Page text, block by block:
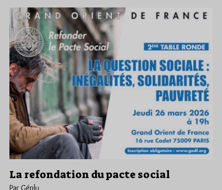
La refondation du pacte social
Par Géplu